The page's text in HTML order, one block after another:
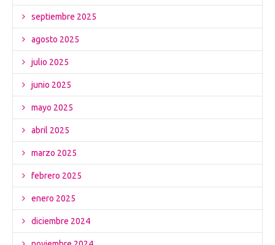
septiembre 2025
agosto 2025
julio 2025
junio 2025
mayo 2025
abril 2025
marzo 2025
febrero 2025
enero 2025
diciembre 2024